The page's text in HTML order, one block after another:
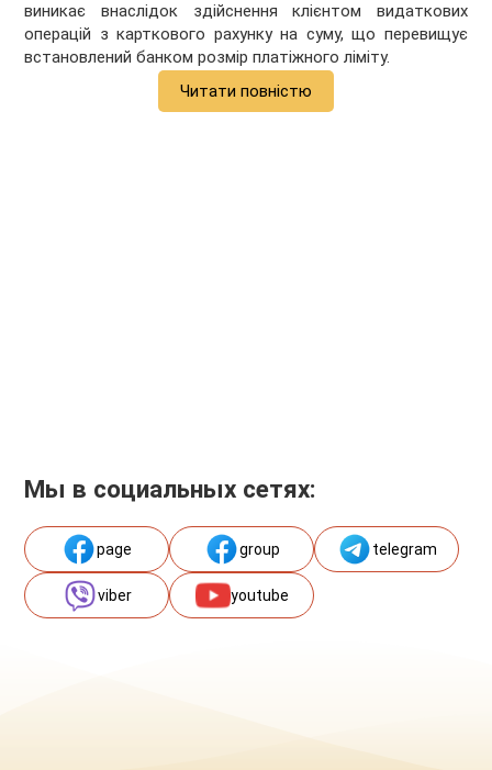
виникає внаслідок здійснення клієнтом видаткових
операцій з карткового рахунку на суму, що перевищує
встановлений банком розмір платіжного ліміту.
Читати повністю
Мы в социальных сетях:
page group telegram
viber youtube